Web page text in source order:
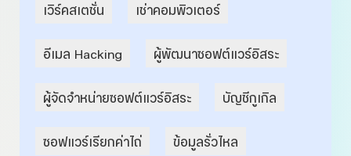
เวิร์คสเตชั่น เช่าคอมพิวเตอร์
อีเมล Hacking ผู้พัฒนาซอฟต์แวร์อิสระ
ผู้จัดจำหน่ายซอฟต์แวร์อิสระ บัญชีกูเกิล
ซอฟแวร์เรียกค่าไถ่ ข้อมูลรั่วไหล